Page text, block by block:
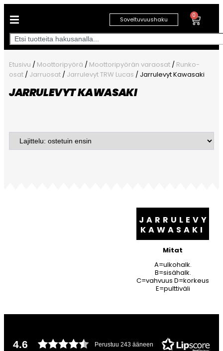
Soveltuvuushaku
0
Etusivu / Moottoripyörä / Moottoripyörän varaosat / Runko-
osat / Jarruosat / Jarrulevyt TRW Lucas / Jarrulevyt Kawasaki
JARRULEVYT KAWASAKI
JARRULEVYT
KAWASAKI
Mitat
A=ulkohalk.
B=sisähalk.
C=vahvuus D=korkeus
E=pulttiväli
4.6 Perustuu 243 ääneen